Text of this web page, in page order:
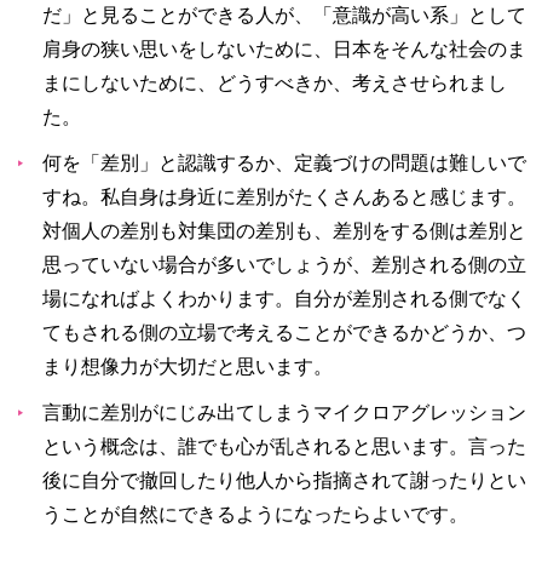
だ」と見ることができる人が、「意識が高い系」として
肩身の狭い思いをしないために、日本をそんな社会のま
まにしないために、どうすべきか、考えさせられまし
た。
何を「差別」と認識するか、定義づけの問題は難しいで
すね。私自身は身近に差別がたくさんあると感じます。
対個人の差別も対集団の差別も、差別をする側は差別と
思っていない場合が多いでしょうが、差別される側の立
場になればよくわかります。自分が差別される側でなく
てもされる側の立場で考えることができるかどうか、つ
まり想像力が大切だと思います。
言動に差別がにじみ出てしまうマイクロアグレッション
という概念は、誰でも心が乱されると思います。言った
後に自分で撤回したり他人から指摘されて謝ったりとい
うことが自然にできるようになったらよいです。